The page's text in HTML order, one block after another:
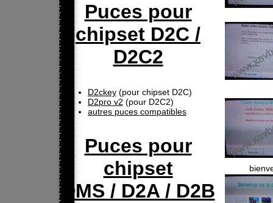
Puces pour
chipset D2C /
D2C2
D2ckey (pour chipset D2C)
D2pro v2 (pour D2C2)
autres puces compatibles
Puces pour
chipset
DMS / D2A / D2B